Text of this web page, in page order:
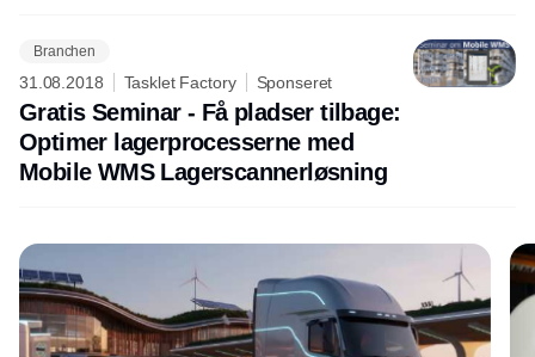
Branchen
31.08.2018 Tasklet Factory Sponseret
Gratis Seminar - Få pladser tilbage:
Optimer lagerprocesserne med
Mobile WMS Lagerscannerløsning